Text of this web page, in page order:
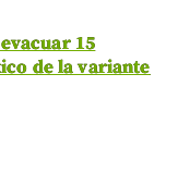
15
de la variante